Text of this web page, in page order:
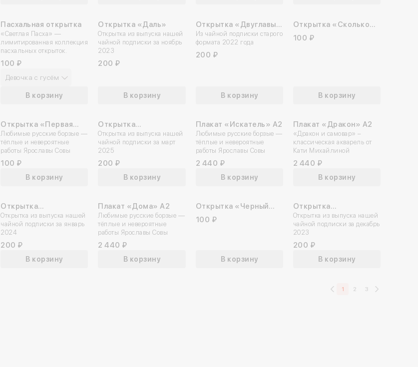
Пасхальная открытка
«Светлая Пасха» —
лимитированная коллекция
пасхальных открыток.
100 ₽
В корзину
Девочка с гусём
Открытка «Даль»
Открытка из выпуска нашей
чайной подписки за ноябрь
2023
200 ₽
В корзину
Открытка «Двуглавый
Орёл. Фрагмент
открытки 1915 года»
Из чайной подписки старого
формата 2022 года
200 ₽
В корзину
Открытка «Сколько
сердец...»
100 ₽
В корзину
Открытка «Первая
грусть»
Любимые русские борзые —
тёплые и невероятные
работы Ярославы Совы
100 ₽
В корзину
Открытка
«Вернадский»
Открытка из выпуска нашей
чайной подписки за март
2025
200 ₽
В корзину
Плакат «Искатель» А2
Любимые русские борзые —
тёплые и невероятные
работы Ярославы Совы
2 440 ₽
В корзину
Плакат «Дракон» А2
«Дракон и самовар» –
классическая акварель от
Кати Михайлиной
2 440 ₽
В корзину
Открытка
«Пастернак»
Открытка из выпуска нашей
чайной подписки за январь
2024
200 ₽
В корзину
Плакат «Дома» А2
Любимые русские борзые —
тёплые и невероятные
работы Ярославы Совы
2 440 ₽
В корзину
Открытка «Черный
самовар»
100 ₽
В корзину
Открытка
«Кандинский»
Открытка из выпуска нашей
чайной подписки за декабрь
2023
200 ₽
В корзину
1 2 3
Войдите в личный кабинет
По номеру телефона По email
Введите код
Введите код
История оплат
03.02.2024отменить подписку?
Вы действительно хотите Выйти
из личного кабинета?
отменить заказ?
Заявка на
консультацию
Заявка отправлена,